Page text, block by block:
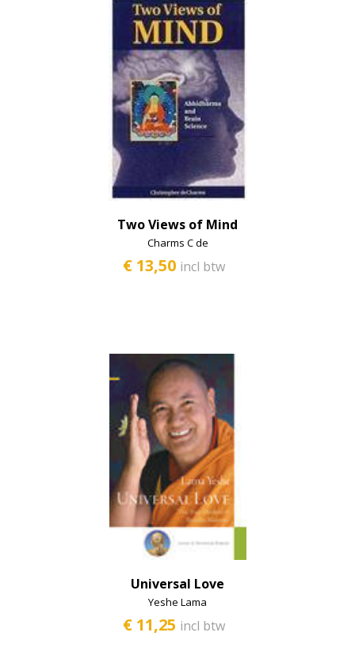
Two Views of Mind
Charms C de
€ 13,50 incl btw
Universal Love
Yeshe Lama
€ 11,25 incl btw